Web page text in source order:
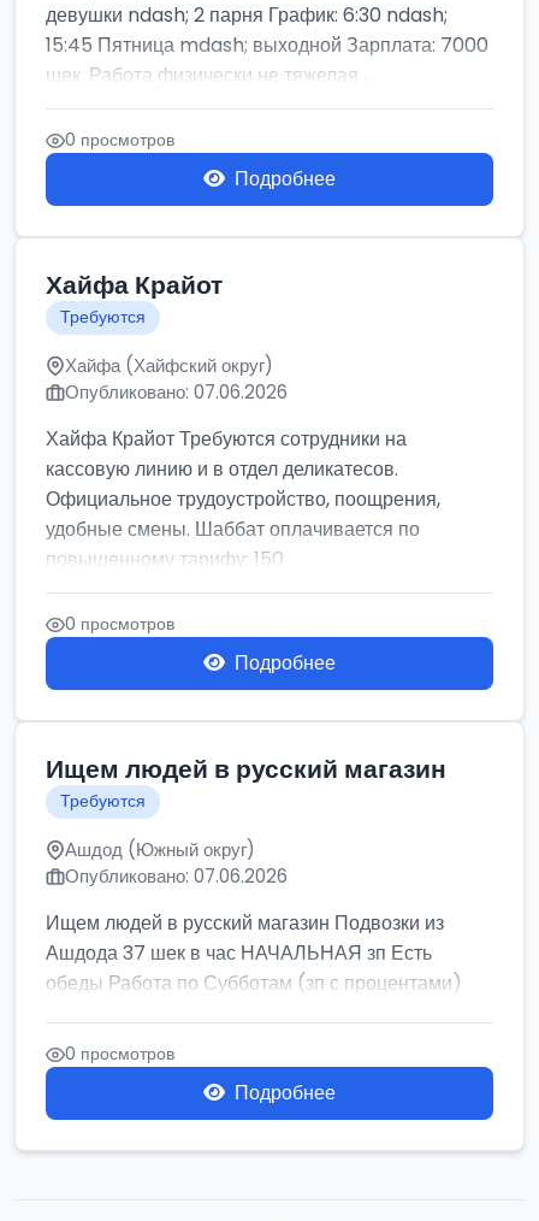
девушки ndash; 2 парня График: 6:30 ndash;
15:45 Пятница mdash; выходной Зарплата: 7000
шек. Работа физически не тяжелая ...
0 просмотров
Подробнее
Хайфа Крайот
Требуются
Хайфа (Хайфский округ)
Опубликовано: 07.06.2026
Хайфа Крайот Требуются сотрудники на
кассовую линию и в отдел деликатесов.
Официальное трудоустройство, поощрения,
удобные смены. Шаббат оплачивается по
повышенному тарифу: 150
0 просмотров
Подробнее
Ищем людей в русский магазин
Требуются
Ашдод (Южный округ)
Опубликовано: 07.06.2026
Ищем людей в русский магазин Подвозки из
Ашдода 37 шек в час НАЧАЛЬНАЯ зп Есть
обеды Работа по Субботам (зп с процентами)
0 просмотров
Подробнее